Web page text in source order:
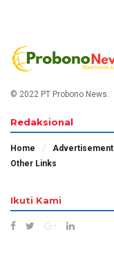
© 2022 PT Probono News.
Redaksional
Home Advertisement
Other Links
Ikuti Kami